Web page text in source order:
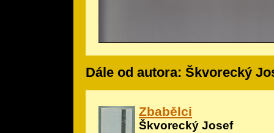
Dále od autora: Škvorecký
Zbabělci
Škvorecký Josef